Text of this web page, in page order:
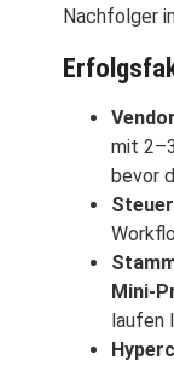
Nachfolger
mit
bevor
Mini-
laufen